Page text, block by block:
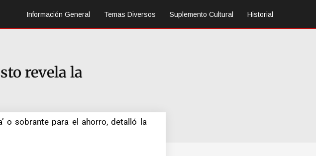
Información General Temas Diversos Suplemento Cultural Historial
revela la
o sobrante para el ahorro, detalló la